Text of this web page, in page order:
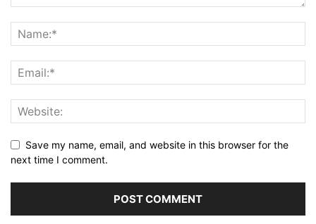
Save my name, email, and website in this browser for the
next time I comment.